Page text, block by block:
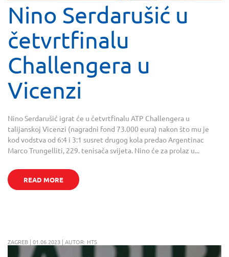
Nino Serdarušić u
četvrtfinalu
Challengera u
Vicenzi
Nino Serdarušić igrat će u četvrtfinalu ATP Challengera u
talijanskoj Vicenzi (nagradni fond 73.000 eura) nakon što mu je
kod vodstva od 6:4 i 3:1 susret drugog kola predao Argentinac
Marco Trungelliti, 229. tenisača svijeta. Nino će za prolaz u...
READ MORE
ZAGREB | 01.06.2023 | AUTOR: HTS